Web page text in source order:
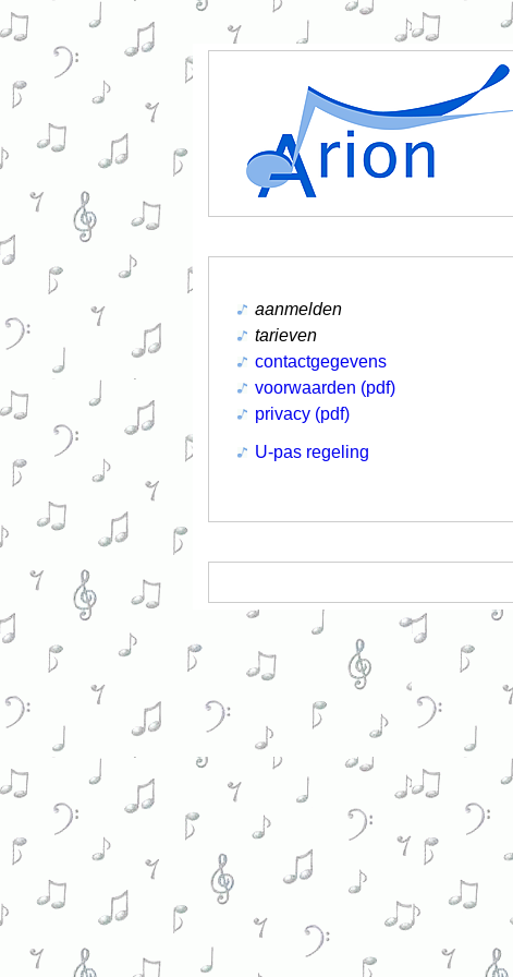
aanmelden
tarieven
contactgegevens
voorwaarden (pdf)
privacy (pdf)
U-pas regeling